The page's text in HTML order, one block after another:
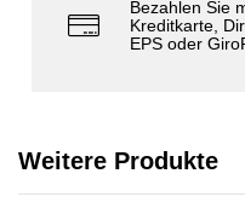
Bezahlen Sie
Kreditkarte,
EPS oder
Weitere Produkte